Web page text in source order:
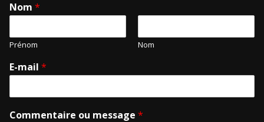
Nom *
Prénom Nom
E-mail *
Commentaire ou message *